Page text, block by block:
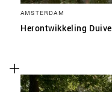
AMSTERDAM
Herontwikkeling